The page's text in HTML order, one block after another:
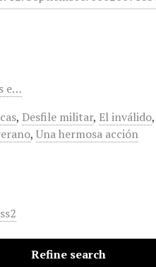
e…
, Desfile militar, El inválido,
,Una hermosa acción
Refine search